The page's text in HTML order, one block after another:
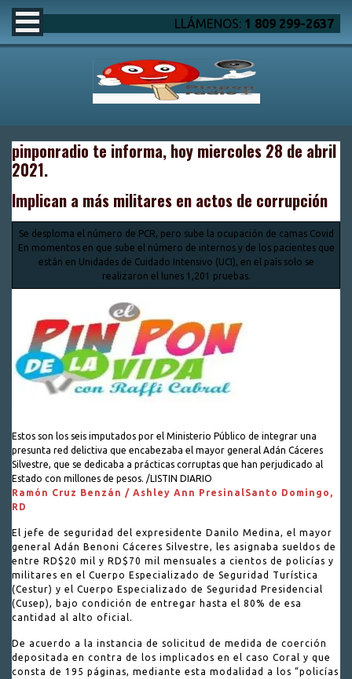
LLÁMENOS: 1 809 299-2637
pinponradio te informa, hoy miercoles 28 de abril
2021.
Implican a más militares en actos de corrupción
Se desploma el número de PCR, pero sube la ocupación de camas Covid
En momentos en que sube el número de internos y de los pacientes que
están en Unidades de Cuidado Intensivo (UCI), en el país solo se
realizaron el lunes 1,201 pruebas.
Estos son los seis imputados por el Ministerio Público de integrar una
presunta red delictiva que encabezaba el mayor general Adán Cáceres
Silvestre, que se dedicaba a prácticas corruptas que han perjudicado al
Estado con millones de pesos. /LISTIN DIARIO
Ramón Cruz Benzán / Ashley Ann PresinalSanto Domingo,
RD
El jefe de seguridad del expresidente Danilo Medina, el mayor
general Adán Benoni Cáceres Silvestre, les asignaba sueldos de
entre RD$20 mil y RD$70 mil mensuales a cientos de policías y
militares en el Cuerpo Especializado de Seguridad Turística
(Cestur) y el Cuerpo Especializado de Seguridad Presidencial
(Cusep), bajo condición de entregar hasta el 80% de esa
cantidad al alto oficial.
De acuerdo a la instancia de solicitud de medida de coerción
depositada en contra de los implicados en el caso Coral y que
consta de 195 páginas, mediante esta modalidad a los “policías